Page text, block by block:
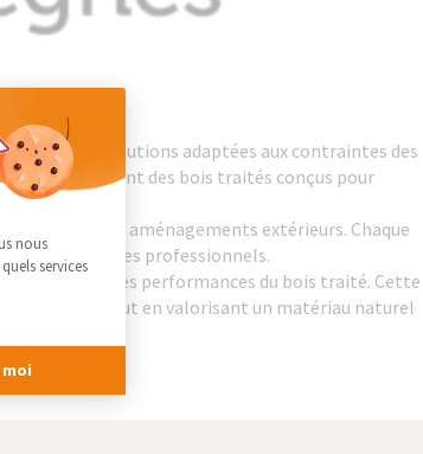
des solutions adaptées aux contraintes des
en proposant des bois traités conçus pour
destinés aux aménagements extérieurs. Chaque
techniques des professionnels.
à optimiser les performances du bois traité. Cette
tout en valorisant un matériau naturel
: Personnalisez vos Options
nous
services